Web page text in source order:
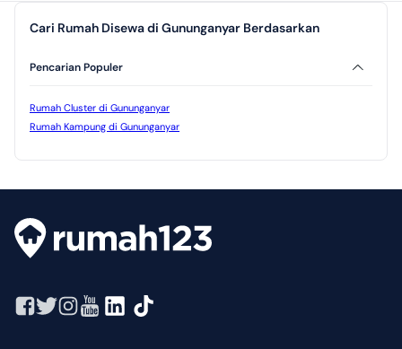
Cari Rumah Disewa di Gununganyar Berdasarkan
Pencarian Populer
Rumah Cluster di Gununganyar
Rumah Kampung di Gununganyar